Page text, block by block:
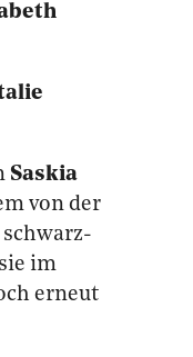
Saskia
von der
im
erneut